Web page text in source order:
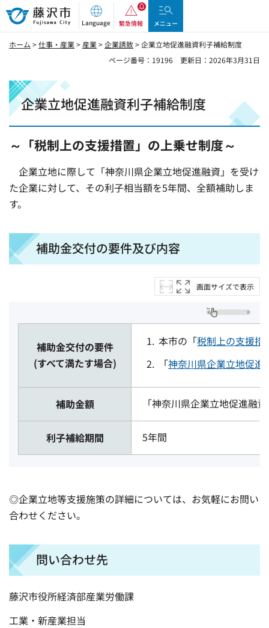
藤沢市
Language 緊急情報 メニュー
ホーム >仕事・産業> 産業>企業誘致> 企業立地促進融資利子補給制度
ページ番号：19196
更新日：2026年3月31日
企業立地促進融資利子補給制度
～「税制上の支援措置」の上乗せ制度～
企業立地に際して「神奈川県企業立地促進融資」を受け
た企業に対して、その利子相当額を5年間、全額補助しま
す。
補助金交付の要件及び内容
画面サイズで表示
補助金交付の要件
(すべて満たす場合)
本市の「税制上の支援措
「神奈川県企業立地促進
補助金額 「神奈川県企業立地促進融
利子補給期間 5年間
◎企業立地等支援施策の詳細については、お気軽にお問い
合わせください。
問い合わせ先
藤沢市役所経済部産業労働課
工業・新産業担当